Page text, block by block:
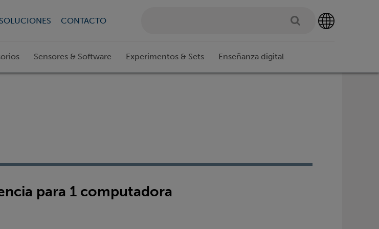
CONTACTO
Sensores & Software Experimentos & Sets Enseñanza digital
para 1 computadora